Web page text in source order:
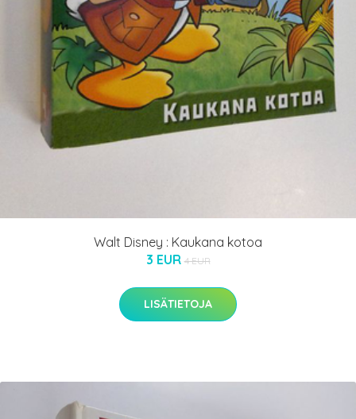
Walt Disney : Kaukana kotoa
3 EUR 4 EUR
LISÄTIETOJA